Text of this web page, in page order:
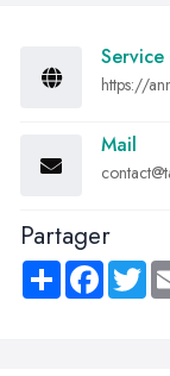
https://
Mail
Partager
Share Facebook